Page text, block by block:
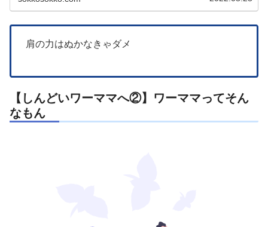
肩の力はぬかなきゃダメ
【しんどいワーママへ②】ワーママってそん
なもん